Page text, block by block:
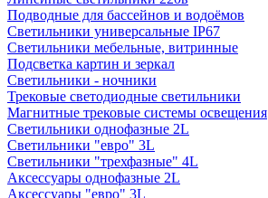
Подводные для бассейнов и водоёмов
Светильники универсальные IP67
Светильники мебельные, витринные
Подсветка картин и зеркал
Светильники - ночники
Трековые светодиодные светильники
Магнитные трековые системы освещения
Светильники однофазные 2L
Светильники "евро" 3L
Светильники "трехфазные" 4L
Аксессуары однофазные 2L
Аксессуары "евро" 3L